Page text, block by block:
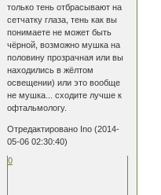
только тень отбрасывают на
сетчатку глаза, тень как вы
понимаете не может быть
чёрной, возможно мушка на
половину прозрачная или вы
находились в жёлтом
освещении) или это вообще
не мушка... сходите лучше к
офтальмологу.
Отредактировано Ino (2014-
05-06 02:30:40)
0